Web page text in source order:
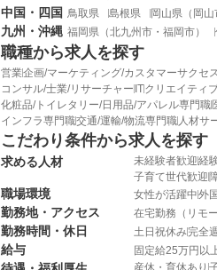
中国・四国 鳥取県 島根県 岡山県 （ 岡山
九州・沖縄 福岡県 （北九州市 ・ 福岡市）
職種から求人を探す
営業企画/マーケティング/カスタマーサクセ
コンサル/士業/リサーチャー ITクリエイティ
化粧品/トイレタリー/日用品/アパレル専門職
インフラ専門職交通/運輸/物流専門職 人材サ
こだわり条件から求人を探す
求める人材 未経験者歓迎経
子育て世代歓迎
職場環境 女性が活躍中外
勤務地・アクセス 在宅勤務（リモ
勤務時間・休日 土日祝休み完全
給与 固定給25万円以
産休・育休あり